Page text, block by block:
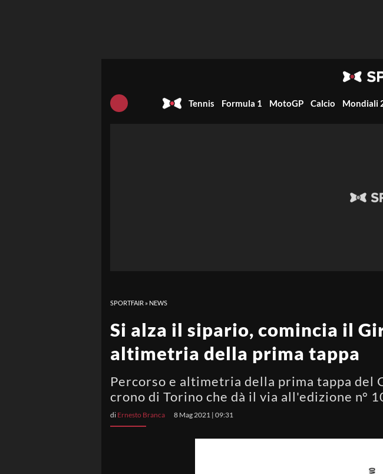
Tennis Formula 1 MotoGP Calcio Mondiali
SPORTFAIR » NEWS
Si alza il sipario, comincia il
altimetria della prima tappa
Percorso e altimetria della prima tappa del
crono di Torino che dà il via all'edizione n°
di Ernesto Branca 8 Mag 2021 | 09:31